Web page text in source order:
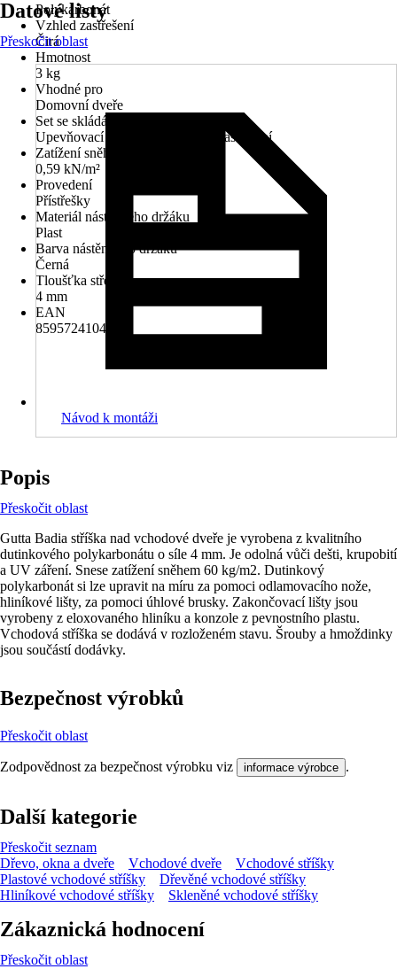
Polykarbonát
Vzhled zastřešení
Čirá
Hmotnost
3 kg
Vhodné pro
Domovní dveře
Set se skládá z
Upevňovací materiál pro beton, Zastřešení
Zatížení sněhem
0,59 kN/m²
Provedení
Přístřešky
Materiál nástěnného držáku
Plast
Barva nástěnného držáku
Černá
Tloušťka střechy
4 mm
EAN
8595724104971
Datové listy
Přeskočit oblast
Návod k montáži
Popis
Přeskočit oblast
Gutta Badia stříška nad vchodové dveře je vyrobena z kvalitního
dutinkového polykarbonátu o síle 4 mm. Je odolná vůči dešti, krupobití
a UV záření. Snese zatížení sněhem 60 kg/m2. Dutinkový
polykarbonát si lze upravit na míru za pomoci odlamovacího nože,
hliníkové lišty, za pomoci úhlové brusky. Zakončovací lišty jsou
vyrobeny z eloxovaného hliníku a konzole z pevnostního plastu.
Vchodová stříška se dodává v rozloženém stavu. Šrouby a hmoždinky
jsou součástí dodávky.
Bezpečnost výrobků
Přeskočit oblast
Zodpovědnost za bezpečnost výrobku viz informace výrobce .
Další kategorie
Přeskočit seznam
Dřevo, okna a dveře
Vchodové dveře
Vchodové stříšky
Plastové vchodové stříšky
Dřevěné vchodové stříšky
Hliníkové vchodové stříšky
Skleněné vchodové stříšky
Zákaznická hodnocení
Přeskočit oblast